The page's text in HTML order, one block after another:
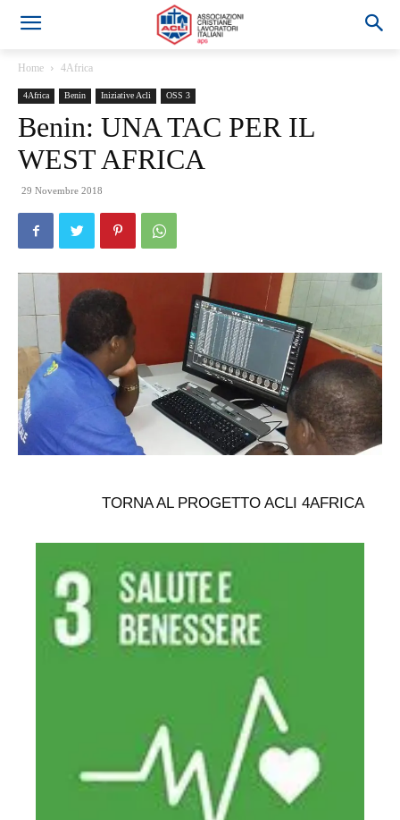
Home 4Africa
4Africa Benin Iniziative Acli OSS 3
Benin: UNA TAC PER IL
WEST AFRICA
29 Novembre 2018
TORNA AL PROGETTO ACLI 4AFRICA